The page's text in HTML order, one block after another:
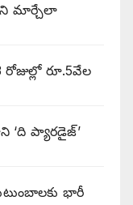
మార్చేలా
రోజుల్లో రూ.5వేల
‘ది ప్యారడైజ్’
భారీ